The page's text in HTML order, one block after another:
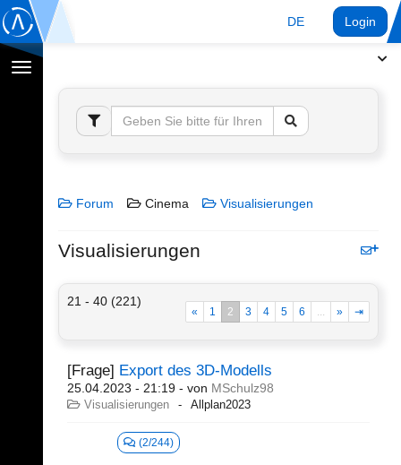
DE Login
Navigation
umschalten
Forum Cinema Visualisierungen
Visualisierungen
21 - 40 (221)
« 1 2 3 4 5 6 ... » ⇥
[Frage] Export des 3D-Modells
25.04.2023 - 21:19 - von MSchulz98
Visualisierungen Allplan2023
(2/244)